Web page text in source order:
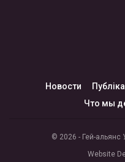
Новости
Что мы
© 2026 - Гей-альянс
Website